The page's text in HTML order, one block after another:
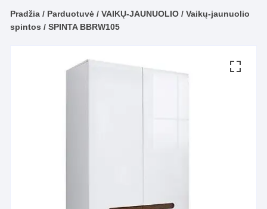
Pradžia / Parduotuvė /VAIKŲ-JAUNUOLIO /Vaikų-jaunuolio
spintos / SPINTA BBRW105